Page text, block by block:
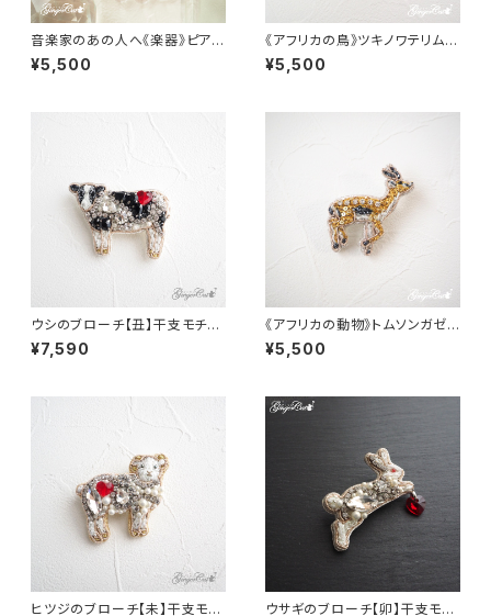
音楽家のあの人へ《楽器》ピアノ
のブローチ【オートクチュール刺
繡】
¥5,500
《アフリカの鳥》ツキノワテリムク
のブローチ【オートクチュール刺
繡】
¥5,500
ウシのブローチ【丑】干支モチー
フ・誕生日ギフトや還暦祝いに
¥7,590
《アフリカの動物》トムソンガゼル
のブローチ【オートクチュール刺
繡】
¥5,500
ヒツジのブローチ【未】干支モチ
ウサギのブローチ【卯】干支モチ